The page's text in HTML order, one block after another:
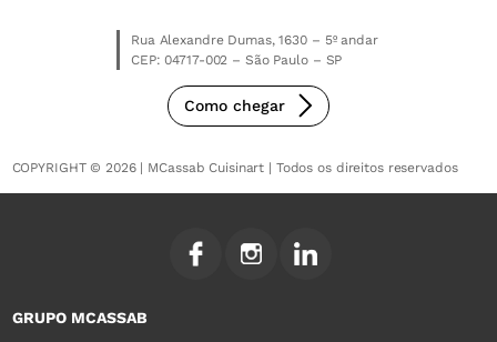
Rua Alexandre Dumas, 1630 – 5º andar
CEP: 04717-002 – São Paulo – SP
Como chegar
COPYRIGHT © 2026 | MCassab Cuisinart | Todos os direitos reservados
GRUPO MCASSAB